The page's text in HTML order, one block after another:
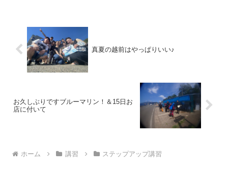
真夏の越前はやっぱりいい♪
お久しぶりですブルーマリン！＆15日お
店に付いて
ホーム 講習 ステップアップ講習